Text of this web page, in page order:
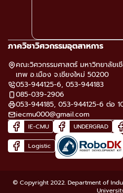
ภาควิชาวิศวกรรมอุตสาหการ
คณะวิศวกรรมศาสตร์ มหาวิทยาลัย
เทพ อ.เมือง จ.เชียงใหม่ 50200
053-944125-6, 053-944183
085-039-2906
053-944185, 053-944125-6 ต่อ
iecmu000@gmail.com
IE-CMU UNDERGRAD
Logistic
© Copyright 2022. Department of